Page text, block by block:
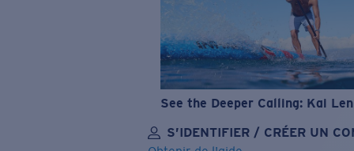
See the Deeper Calling: Kai
S’IDENTIFIER / CRÉER UN